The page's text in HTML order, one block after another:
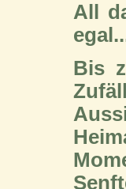
All
Bis